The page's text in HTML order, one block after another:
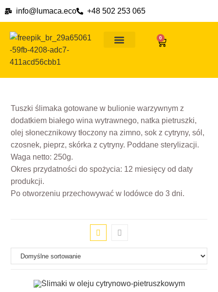
info@lumaca.eco +48 502 253 065
0
Tuszki ślimaka gotowane w bulionie warzywnym z
dodatkiem białego wina wytrawnego, natka pietruszki,
olej słonecznikowy tłoczony na zimno, sok z cytryny, sól,
czosnek, pieprz, skórka z cytryny. Poddane sterylizacji.
Waga netto: 250g.
Okres przydatności do spożycia: 12 miesięcy od daty
produkcji.
Po otworzeniu przechowywać w lodówce do 3 dni.